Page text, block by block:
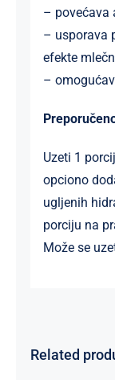
– povećava
– usporava
efekte
–
Uzeti 1
opciono
ugljenih
porciju na
Može se
Related